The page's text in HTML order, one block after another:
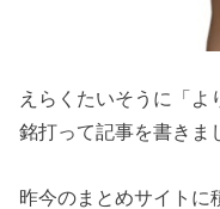
えらくたいそうに「よ
銘打って記事を書きま
昨今のまとめサイトに